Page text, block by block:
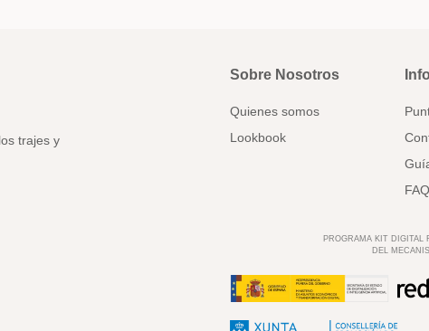
trajes y
Sobre Nosotros
Quienes somos
Lookbook
PROGRAMA KIT DIGITAL
DEL